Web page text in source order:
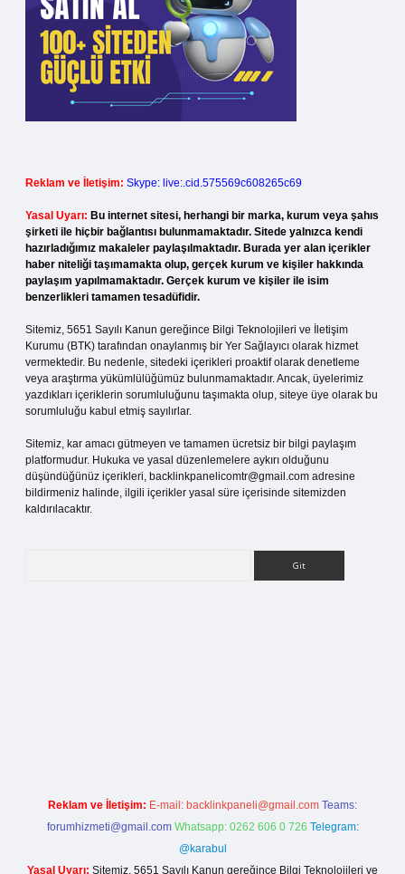
Reklam ve İletişim: Skype: live:.cid.575569c608265c69
Yasal Uyarı: Bu internet sitesi, herhangi bir marka, kurum veya şahıs
şirketi ile hiçbir bağlantısı bulunmamaktadır. Sitede yalnızca kendi
hazırladığımız makaleler paylaşılmaktadır. Burada yer alan içerikler
haber niteliği taşımamakta olup, gerçek kurum ve kişiler hakkında
paylaşım yapılmamaktadır. Gerçek kurum ve kişiler ile isim
benzerlikleri tamamen tesadüfidir.
Sitemiz, 5651 Sayılı Kanun gereğince Bilgi Teknolojileri ve İletişim
Kurumu (BTK) tarafından onaylanmış bir Yer Sağlayıcı olarak hizmet
vermektedir. Bu nedenle, sitedeki içerikleri proaktif olarak denetleme
veya araştırma yükümlülüğümüz bulunmamaktadır. Ancak, üyelerimiz
yazdıkları içeriklerin sorumluluğunu taşımakta olup, siteye üye olarak bu
sorumluluğu kabul etmiş sayılırlar.
Sitemiz, kar amacı gütmeyen ve tamamen ücretsiz bir bilgi paylaşım
platformudur. Hukuka ve yasal düzenlemelere aykırı olduğunu
düşündüğünüz içerikleri, backlinkpanelicomtr@gmail.com adresine
bildirmeniz halinde, ilgili içerikler yasal süre içerisinde sitemizden
kaldırılacaktır.
Reklam ve İletişim: E-mail: backlinkpaneli@gmail.com Teams:
forumhizmeti@gmail.com Whatsapp: 0262 606 0 726 Telegram:
@karabul
Yasal Uyarı: Sitemiz, 5651 Sayılı Kanun gereğince Bilgi Teknolojileri ve